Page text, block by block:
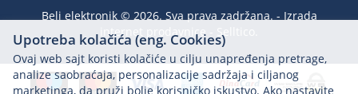
Beli elektronik © 2026. Sva prava zadržana. - Izrada
internet prodavnice
Selltico.
Upotreba kolačića (eng. Cookies)
Ovaj web sajt koristi kolačiće u cilju unapređenja pretrage,
analize saobraćaja, personalizacije sadržaja i ciljanog
marketinga, da pruži bolje korisničko iskustvo. Ako nastavite